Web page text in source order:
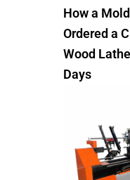
How a
Ordered a
Wood
Days